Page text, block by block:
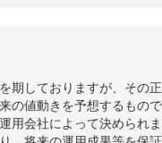
期しておりますが、その
の値動きを予想するもの
用会社によって決められ